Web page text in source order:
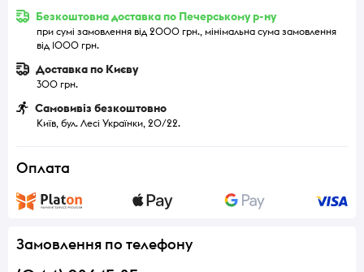
Безкоштовна доставка по Печерському р-ну
при сумі замовлення від 2000 грн., мінімальна сума замовлення
від 1000 грн.
Доставка по Києву
300 грн.
Самовивіз безкоштовно
Київ, бул. Лесі Українки, 20/22.
Оплата
Замовлення по телефону